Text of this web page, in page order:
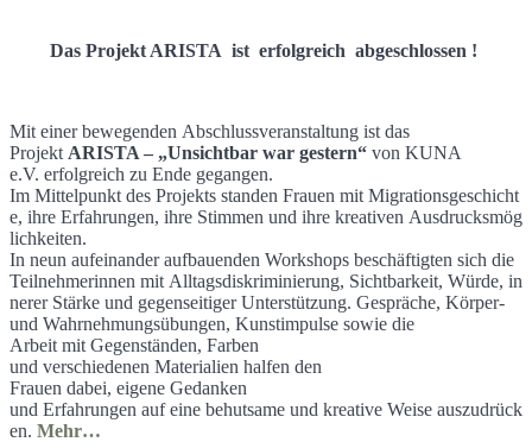
Das Projekt ARISTA ist erfolgreich abgeschlossen !
Mit einer bewegenden Abschlussveranstaltung ist das
Projekt ARISTA – „Unsichtbar war gestern“ von KUNA
e.V. erfolgreich zu Ende gegangen.
Im Mittelpunkt des Projekts standen Frauen mit Migrationsgeschicht
e, ihre Erfahrungen, ihre Stimmen und ihre kreativen Ausdrucksmög
lichkeiten.
In neun aufeinander aufbauenden Workshops beschäftigten sich die
Teilnehmerinnen mit Alltagsdiskriminierung, Sichtbarkeit, Würde, in
nerer Stärke und gegenseitiger Unterstützung. Gespräche, Körper-
und Wahrnehmungsübungen, Kunstimpulse sowie die
Arbeit mit Gegenständen, Farben
und verschiedenen Materialien halfen den
Frauen dabei, eigene Gedanken
und Erfahrungen auf eine behutsame und kreative Weise auszudrück
en. Mehr…